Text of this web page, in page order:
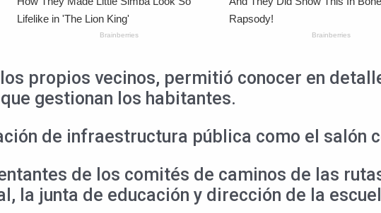
propios vecinos, permitió conocer en
gestionan los habitantes.
de infraestructura pública como el salón
de los comités de caminos de las
la junta de educación y dirección de la